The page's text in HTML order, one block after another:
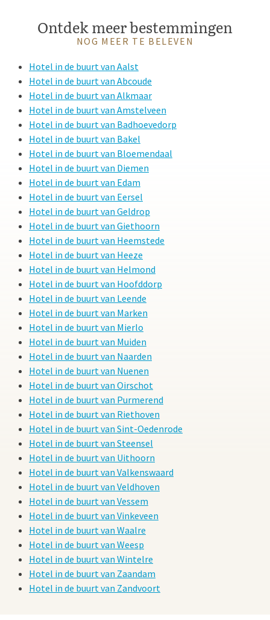
Ontdek meer bestemmingen
NOG MEER TE BELEVEN
Hotel in de buurt van Aalst
Hotel in de buurt van Abcoude
Hotel in de buurt van Alkmaar
Hotel in de buurt van Amstelveen
Hotel in de buurt van Badhoevedorp
Hotel in de buurt van Bakel
Hotel in de buurt van Bloemendaal
Hotel in de buurt van Diemen
Hotel in de buurt van Edam
Hotel in de buurt van Eersel
Hotel in de buurt van Geldrop
Hotel in de buurt van Giethoorn
Hotel in de buurt van Heemstede
Hotel in de buurt van Heeze
Hotel in de buurt van Helmond
Hotel in de buurt van Hoofddorp
Hotel in de buurt van Leende
Hotel in de buurt van Marken
Hotel in de buurt van Mierlo
Hotel in de buurt van Muiden
Hotel in de buurt van Naarden
Hotel in de buurt van Nuenen
Hotel in de buurt van Oirschot
Hotel in de buurt van Purmerend
Hotel in de buurt van Riethoven
Hotel in de buurt van Sint-Oedenrode
Hotel in de buurt van Steensel
Hotel in de buurt van Uithoorn
Hotel in de buurt van Valkenswaard
Hotel in de buurt van Veldhoven
Hotel in de buurt van Vessem
Hotel in de buurt van Vinkeveen
Hotel in de buurt van Waalre
Hotel in de buurt van Weesp
Hotel in de buurt van Wintelre
Hotel in de buurt van Zaandam
Hotel in de buurt van Zandvoort